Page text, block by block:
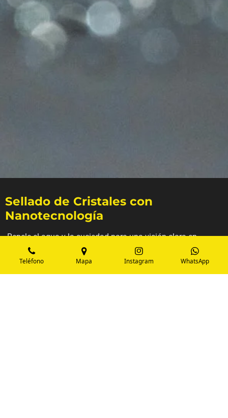
Sellado de Cristales con
Nanotecnología
-Repele el agua y la suciedad para una visión clara en
cualquier clima.
Teléfono Mapa Instagram WhatsApp